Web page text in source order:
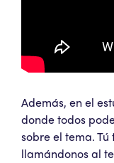
Además, en el
donde todos
sobre el tema.
llamándonos al